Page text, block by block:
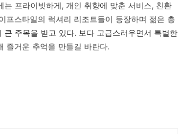
프라이빗하게, 개인 취향에 맞춘 서비스, 친환
프스타일의 럭셔리 리조트들이 등장하며 젊은 층
주목을 받고 있다. 보다 고급스러우면서 특별한
즐거운 추억을 만들길 바란다.